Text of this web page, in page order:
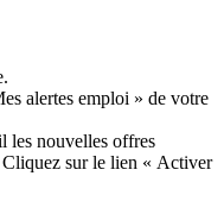
alertes emploi » de votre
les nouvelles offres
sur le lien « Activer